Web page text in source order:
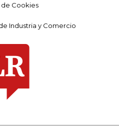
Cookies
Industria y Comercio